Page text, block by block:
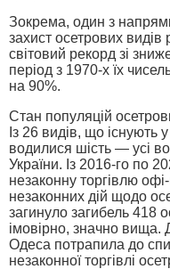
Зокрема, один з
захист осетрових
світовий рекорд зі
період з 1970-х їх
на 90%.
Стан популяцій
Із 26 видів, що існують
водилися шість — усі
України. Із 2016-го по
незаконну торгівлю
незаконних дій щодо
загинуло загибель 418
імовірно, значно вища.
Одеса потрапила до
незаконної торгівлі